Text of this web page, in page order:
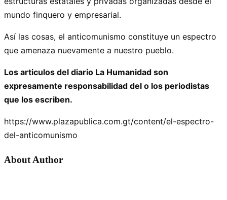
mundo finquero y empresarial.
Así las cosas, el anticomunismo constituye un espectro
que amenaza nuevamente a nuestro pueblo.
Los articulos del diario La Humanidad son
expresamente responsabilidad del o los periodistas
que los escriben.
https://www.plazapublica.com.gt/content/el-espectro-
del-anticomunismo
About Author